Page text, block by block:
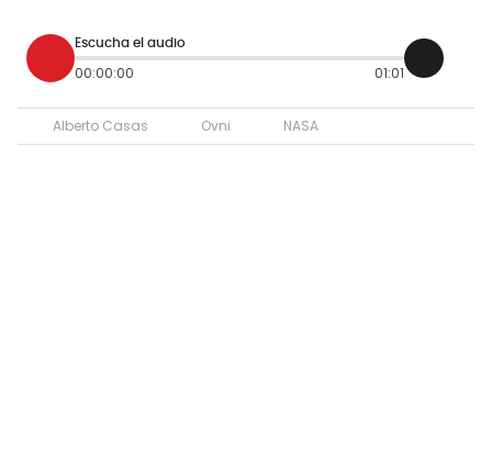
Escucha el audio
00:00:00 01:01
Alberto Casas Ovni NASA